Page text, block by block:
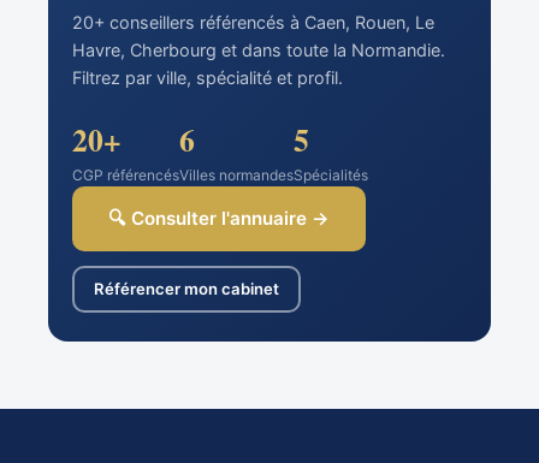
20+ conseillers référencés à Caen, Rouen, Le
Havre, Cherbourg et dans toute la Normandie.
Filtrez par ville, spécialité et profil.
20+
CGP référencés
6
Villes normandes
5
Spécialités
🔍 Consulter l'annuaire →
Référencer mon cabinet